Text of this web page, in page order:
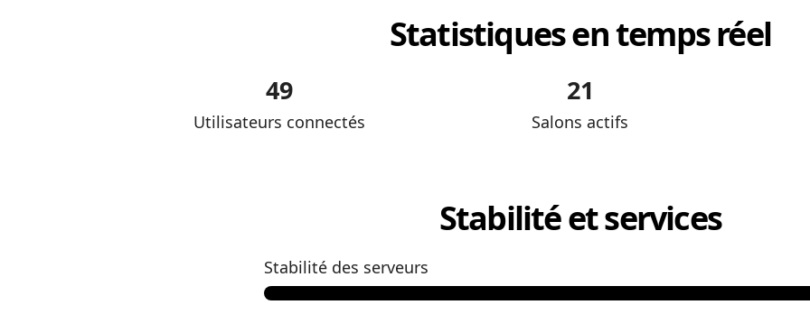
Statistiques en temps réel
49
Utilisateurs connectés
21
Salons actifs
Stabilité et services
Stabilité des serveurs